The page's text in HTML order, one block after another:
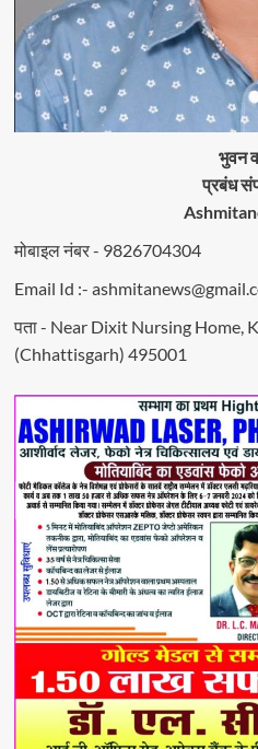
भुवन
प्रबंध
मोबाइल नंबर - 9826704304
Email Id :-
पता - Near Dixit Nursing Home,
(Chhattisgarh) 495001